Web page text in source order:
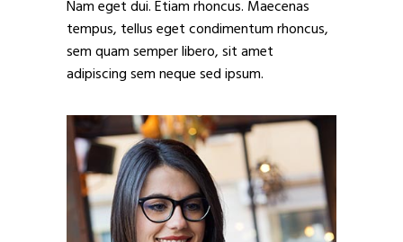
Nam eget dui. Etiam rhoncus. Maecenas
tempus, tellus eget condimentum rhoncus,
sem quam semper libero, sit amet
adipiscing sem neque sed ipsum.